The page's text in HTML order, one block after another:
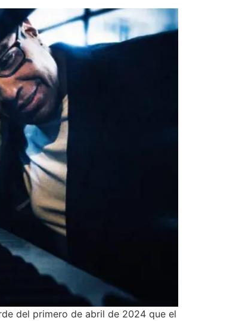
del primero de abril de 2024 que el